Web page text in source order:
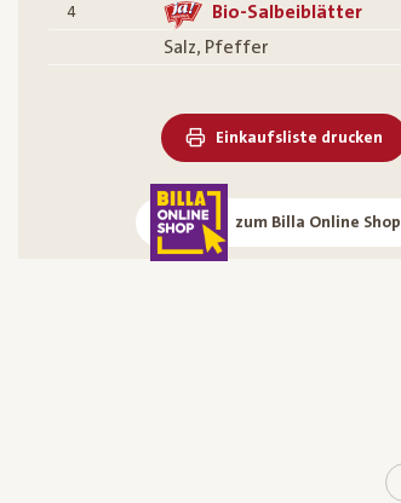
4
Bio-Salbeiblätter
Salz, Pfeffer
Einkaufsliste drucken
zum Billa Online Shop